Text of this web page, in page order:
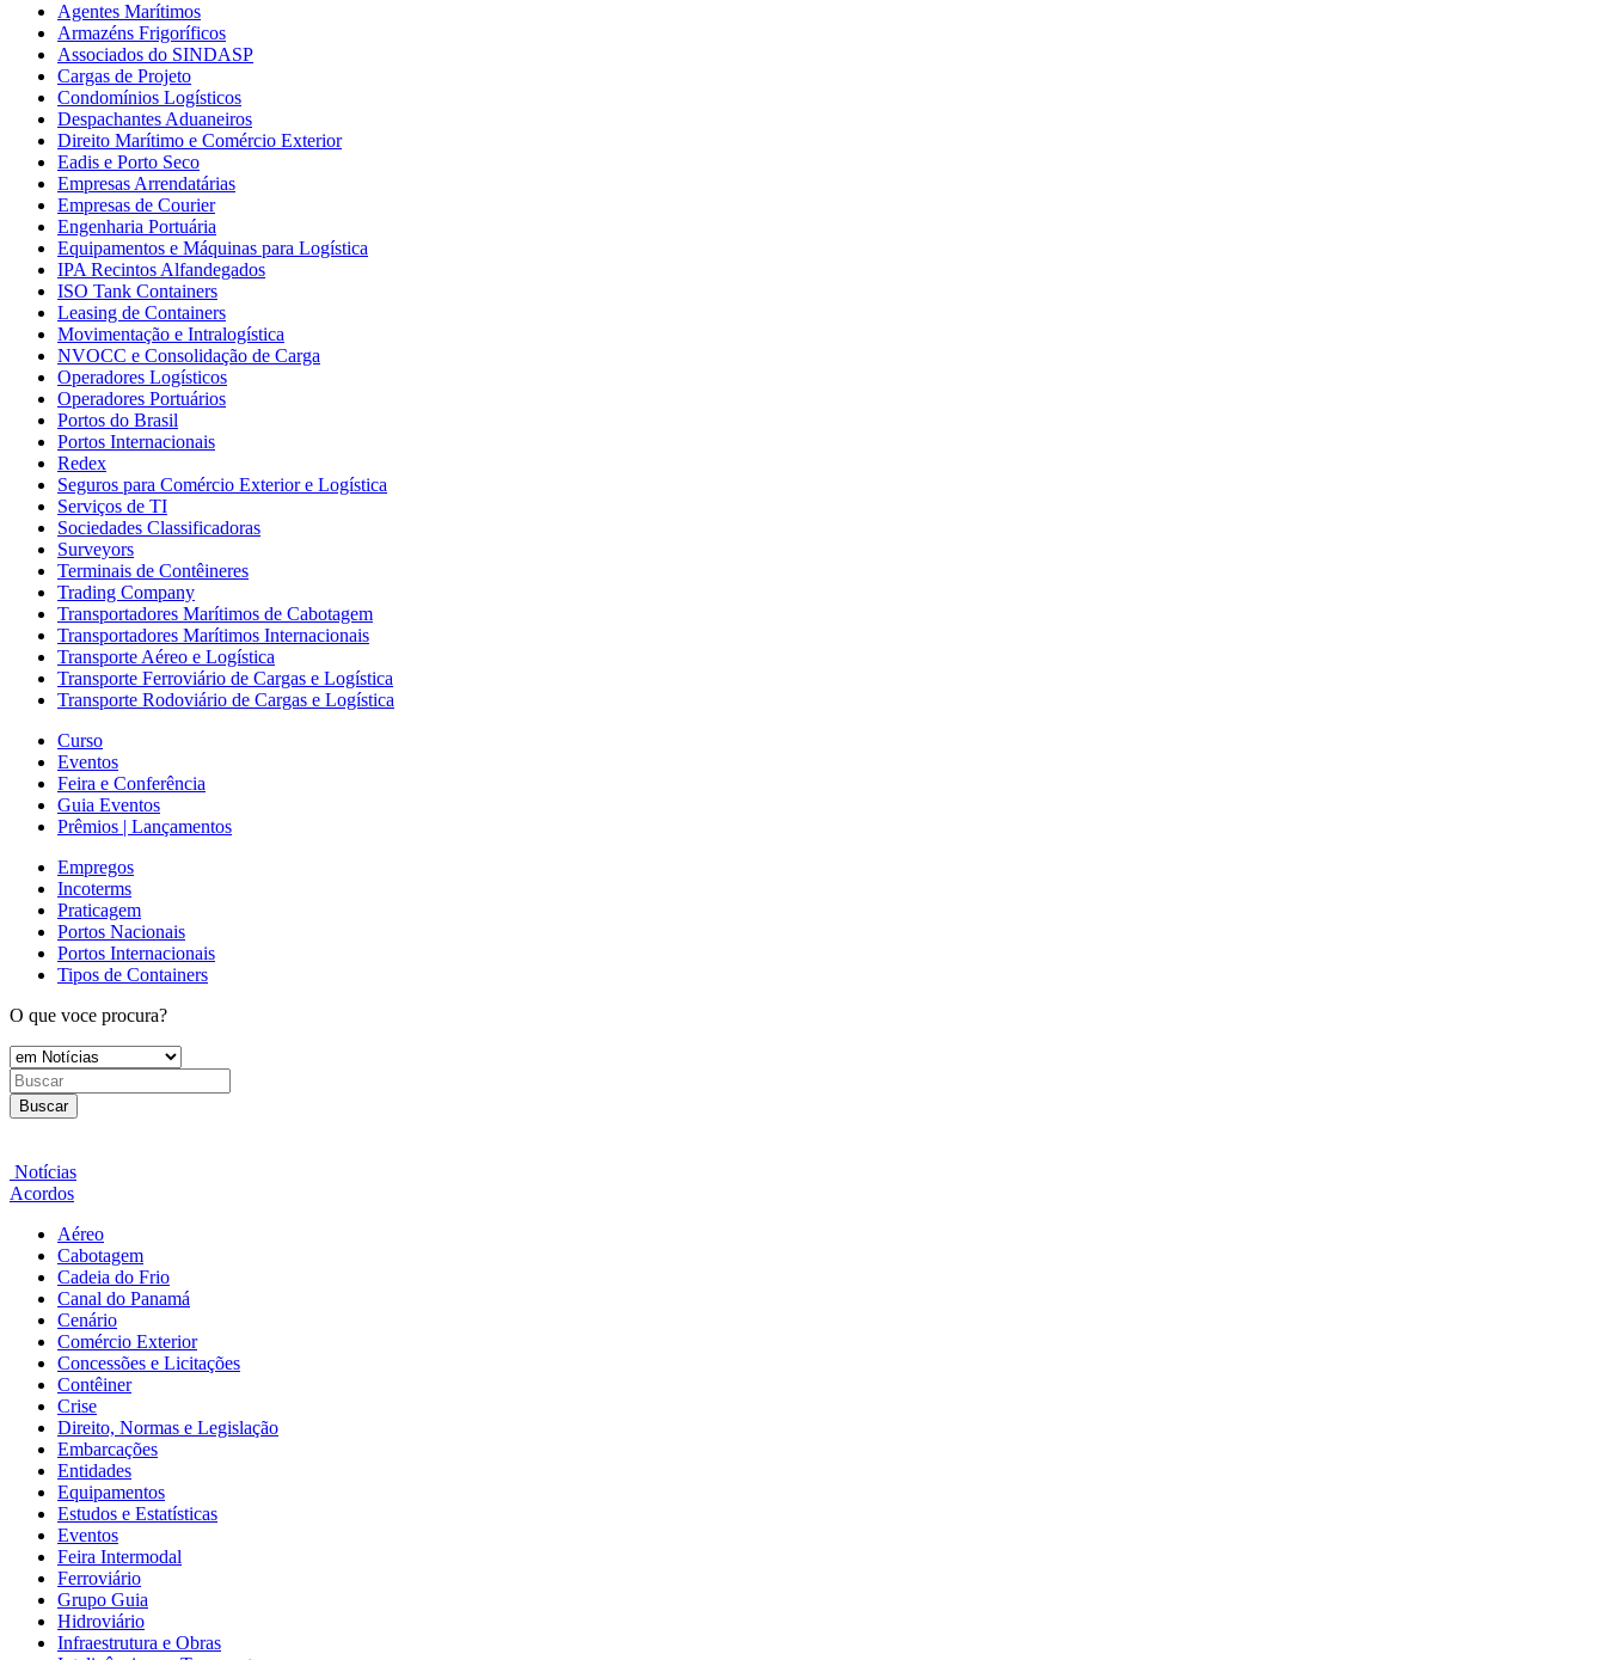
Agentes Marítimos
Armazéns Frigoríficos
Associados do SINDASP
Cargas de Projeto
Condomínios Logísticos
Despachantes Aduaneiros
Direito Marítimo e Comércio Exterior
Eadis e Porto Seco
Empresas Arrendatárias
Empresas de Courier
Engenharia Portuária
Equipamentos e Máquinas para Logística
IPA Recintos Alfandegados
ISO Tank Containers
Leasing de Containers
Movimentação e Intralogística
NVOCC e Consolidação de Carga
Operadores Logísticos
Operadores Portuários
Portos do Brasil
Portos Internacionais
Redex
Seguros para Comércio Exterior e Logística
Serviços de TI
Sociedades Classificadoras
Surveyors
Terminais de Contêineres
Trading Company
Transportadores Marítimos de Cabotagem
Transportadores Marítimos Internacionais
Transporte Aéreo e Logística
Transporte Ferroviário de Cargas e Logística
Transporte Rodoviário de Cargas e Logística
Curso
Eventos
Feira e Conferência
Guia Eventos
Prêmios | Lançamentos
Empregos
Incoterms
Praticagem
Portos Nacionais
Portos Internacionais
Tipos de Containers
O que voce procura?
Buscar
Notícias
Acordos
Aéreo
Cabotagem
Cadeia do Frio
Canal do Panamá
Cenário
Comércio Exterior
Concessões e Licitações
Contêiner
Crise
Direito, Normas e Legislação
Embarcações
Entidades
Equipamentos
Estudos e Estatísticas
Eventos
Feira Intermodal
Ferroviário
Grupo Guia
Hidroviário
Infraestrutura e Obras